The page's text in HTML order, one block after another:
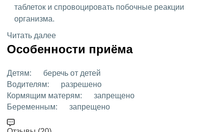
таблеток и спровоцировать побочные реакции
организма.
Читать далее
Особенности приёма
Детям:
беречь от детей
Водителям:
разрешено
Кормящим матерям:
запрещено
Беременным:
запрещено